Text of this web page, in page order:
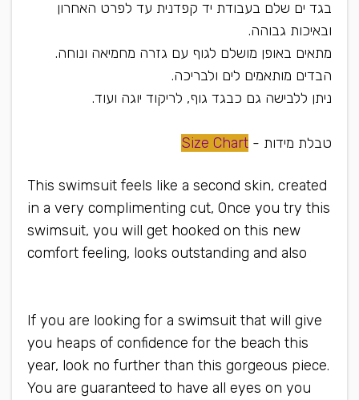
בגד ים שלם בעבודת יד קפדנית עד לפרט האחרון
ובאיכות גבוהה.
מתאים באופן מושלם לגוף עם גזרה מחמיאה ונוחה.
הבדים מותאמים לים ולבריכה.
ניתן ללבישה גם כבגד גוף, לריקוד יוגה ועוד.
טבלת מידות - Size Chart
This swimsuit feels like a second skin, created
in a very complimenting cut, Once you try this
swimsuit, you will get hooked on this new
comfort feeling, looks outstanding and also
If you are looking for a swimsuit that will give
you heaps of confidence for the beach this
year, look no further than this gorgeous piece.
You are guaranteed to have all eyes on you